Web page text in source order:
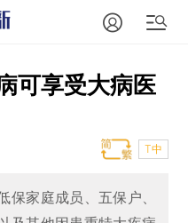
可享受大病医
T中
家庭成员、五保户、